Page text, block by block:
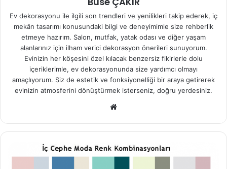
Ev dekorasyonu ile ilgili son trendleri ve yenilikleri takip ederek, iç
mekân tasarımı konusundaki bilgi ve deneyimimle size rehberlik
etmeye hazırım. Salon, mutfak, yatak odası ve diğer yaşam
alanlarınız için ilham verici dekorasyon önerileri sunuyorum.
Evinizin her köşesini özel kılacak benzersiz fikirlerle dolu
içeriklerimle, ev dekorasyonunda size yardımcı olmayı
amaçlıyorum. Siz de estetik ve fonksiyonelliği bir araya getirerek
evinizin atmosferini dönüştürmek isterseniz, doğru yerdesiniz.
sit
esi